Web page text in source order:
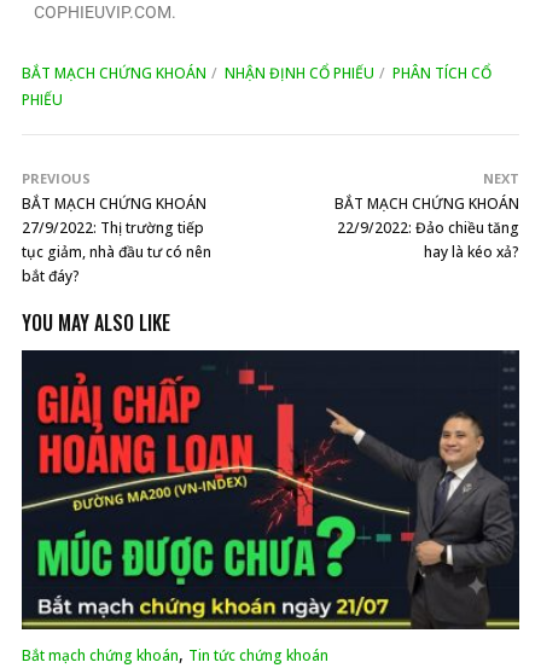
COPHIEUVIP.COM.
BẮT MẠCH CHỨNG KHOÁN NHẬN ĐỊNH CỔ PHIẾU
PHÂN TÍCH CỔ
PHIẾU
PREVIOUS
BẮT MẠCH CHỨNG KHOÁN
27/9/2022: Thị trường tiếp
tục giảm, nhà đầu tư có nên
bắt đáy?
NEXT
BẮT MẠCH CHỨNG KHOÁN
22/9/2022: Đảo chiều tăng
hay là kéo xả?
YOU MAY ALSO LIKE
Bắt mạch chứng khoán, Tin tức chứng khoán